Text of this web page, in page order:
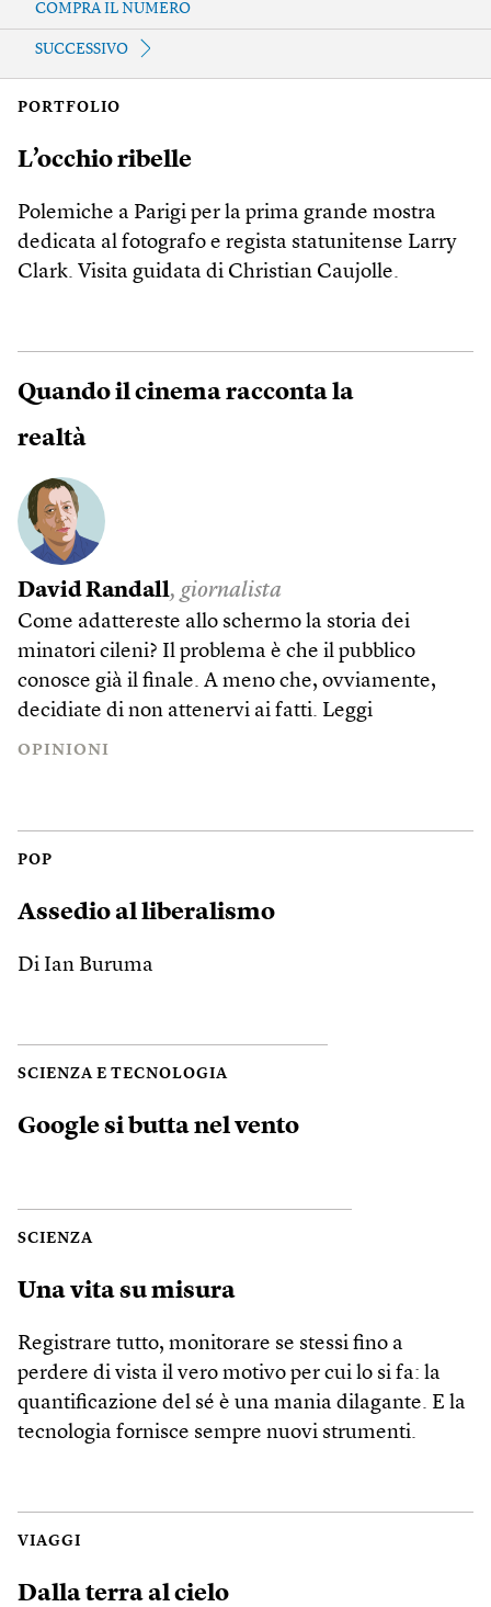
COMPRA IL NUMERO
SUCCESSIVO
PORTFOLIO
L’occhio ribelle
Polemiche a Parigi per la prima grande mostra
dedicata al fotografo e regista statunitense Larry
Clark. Visita guidata di Christian Caujolle.
Quando il cinema racconta la
realtà
David Randall, giornalista
Come adattereste allo schermo la storia dei
minatori cileni? Il problema è che il pubblico
conosce già il finale. A meno che, ovviamente,
decidiate di non attenervi ai fatti. Leggi
OPINIONI
POP
Assedio al liberalismo
Di Ian Buruma
SCIENZA E TECNOLOGIA
Google si butta nel vento
SCIENZA
Una vita su misura
Registrare tutto, monitorare se stessi fino a
perdere di vista il vero motivo per cui lo si fa: la
quantificazione del sé è una mania dilagante. E la
tecnologia fornisce sempre nuovi strumenti.
VIAGGI
Dalla terra al cielo